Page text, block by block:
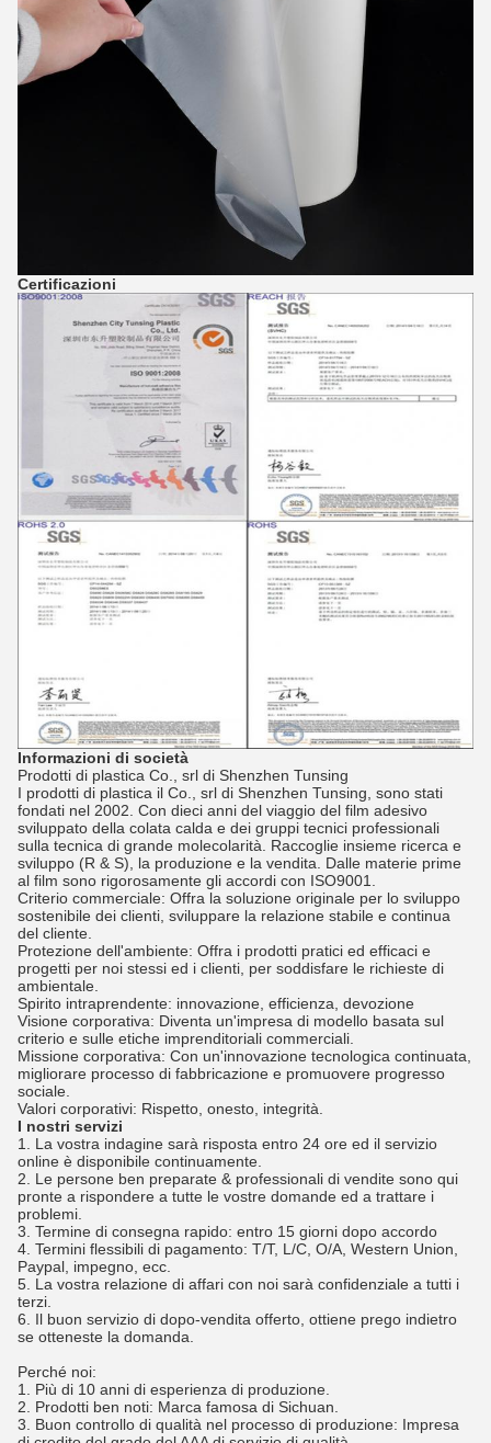
Certificazioni
Informazioni di società
Prodotti di plastica Co., srl di Shenzhen Tunsing
I prodotti di plastica il Co., srl di Shenzhen Tunsing, sono stati
fondati nel 2002. Con dieci anni del viaggio del film adesivo
sviluppato della colata calda e dei gruppi tecnici professionali
sulla tecnica di grande molecolarità. Raccoglie insieme ricerca e
sviluppo (R & S), la produzione e la vendita. Dalle materie prime
al film sono rigorosamente gli accordi con ISO9001.
Criterio commerciale: Offra la soluzione originale per lo sviluppo
sostenibile dei clienti, sviluppare la relazione stabile e continua
del cliente.
Protezione dell'ambiente: Offra i prodotti pratici ed efficaci e
progetti per noi stessi ed i clienti, per soddisfare le richieste di
ambientale.
Spirito intraprendente: innovazione, efficienza, devozione
Visione corporativa: Diventa un'impresa di modello basata sul
criterio e sulle etiche imprenditoriali commerciali.
Missione corporativa: Con un'innovazione tecnologica continuata,
migliorare processo di fabbricazione e promuovere progresso
sociale.
Valori corporativi: Rispetto, onesto, integrità.
I nostri servizi
1. La vostra indagine sarà risposta entro 24 ore ed il servizio
online è disponibile continuamente.
2. Le persone ben preparate & professionali di vendite sono qui
pronte a rispondere a tutte le vostre domande ed a trattare i
problemi.
3. Termine di consegna rapido: entro 15 giorni dopo accordo
4. Termini flessibili di pagamento: T/T, L/C, O/A, Western Union,
Paypal, impegno, ecc.
5. La vostra relazione di affari con noi sarà confidenziale a tutti i
terzi.
6. Il buon servizio di dopo-vendita offerto, ottiene prego indietro
se otteneste la domanda.
Perché noi:
1. Più di 10 anni di esperienza di produzione.
2. Prodotti ben noti: Marca famosa di Sichuan.
3. Buon controllo di qualità nel processo di produzione: Impresa